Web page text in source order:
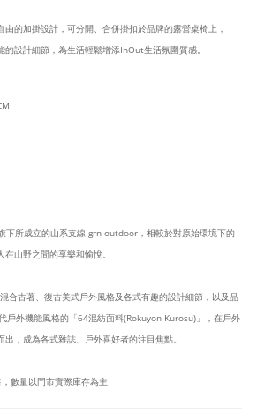
由的加掛設計，可分開、合併掛扣於品牌的露營桌椅上，
的設計細節，為生活輕鬆增添InOut生活氛圍質感。
下所成立的山系支線 grn outdoor，相較於對原始環境下的
山野之間的享樂和愉悅。
合古著、復古美式戶外風格及各式有趣的設計細節，以及品
戶外機能風格的「64混紡面料(Rokuyon Kurosu)」，在戶外
，成為各式雜誌、戶外喜好者的注目焦點。
數量以門市實際庫存為主